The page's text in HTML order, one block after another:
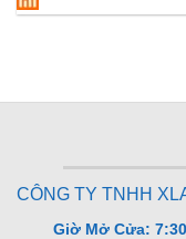
Trang bị vi xử lý
Mali‑G52, RAM
định, mở ứng
CÔNG TY TNHH
Giờ Mở Cửa: